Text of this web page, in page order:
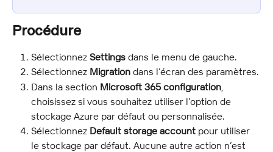
Procédure
Sélectionnez Settings dans le menu de gauche.
Sélectionnez Migration dans l’écran des paramètres.
Dans la section Microsoft 365 configuration
choisissez si vous souhaitez utiliser l’option de
stockage Azure par défaut ou personnalisée.
Sélectionnez Default storage account pour utiliser
le stockage par défaut. Aucune autre action n’est